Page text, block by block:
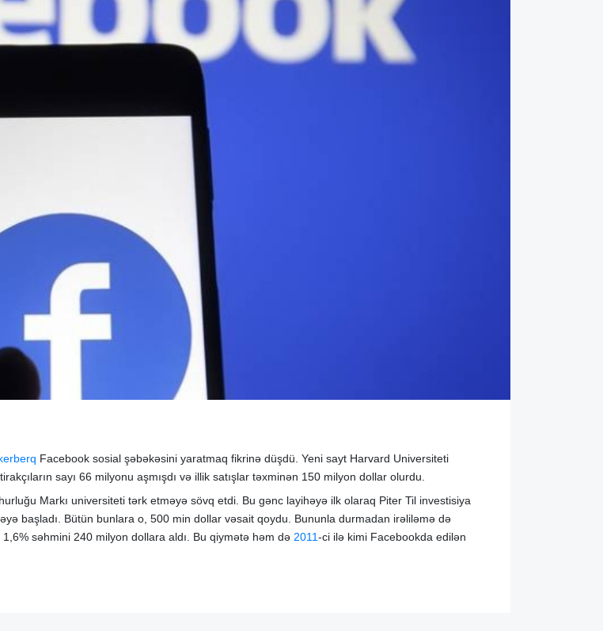
Facebook sosial şəbəkəsini yaratmaq fikrinə düşdü. Yeni sayt Harvard Universiteti
sayı 66 milyonu aşmışdı və illik satışlar təxminən 150 milyon dollar olurdu.
Markı universiteti tərk etməyə sövq etdi. Bu gənc layihəyə ilk olaraq Piter Til investisiya
başladı. Bütün bunlara o, 500 min dollar vəsait qoydu. Bununla durmadan irəliləmə də
səhmini 240 milyon dollara aldı. Bu qiymətə həm də 2011-ci ilə kimi Facebookda edilən